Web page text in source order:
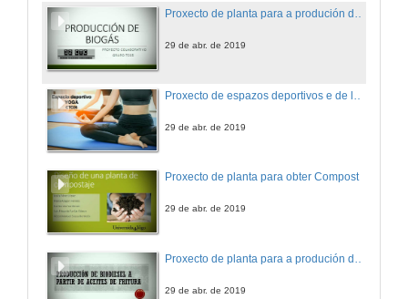
Proxecto de planta para a produción de biogás para a revalorización de residuos orgánicos
29 de abr. de 2019
29 de abr. de 2019
Proxecto de planta para obter Compost
29 de abr. de 2019
29 de abr. de 2019